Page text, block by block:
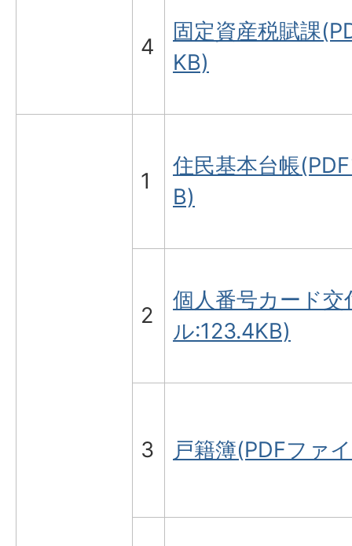
4
固定資産税賦課
KB)
1
住民基本台帳
B)
2
個人番号カード
ル:123.4KB)
3 戸籍簿(PDFファ